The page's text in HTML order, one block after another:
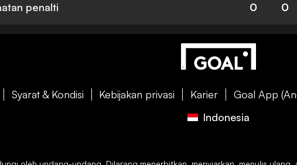
penalti 0 0
Syarat & Kondisi Kebijakan privasi Karier Goal App
Indonesia